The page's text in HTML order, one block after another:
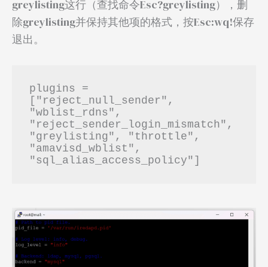
greylisting这行（查找命令Esc?greylisting），删
除greylisting并保持其他项的格式，按Esc:wq!保存
退出。
plugins =
["reject_null_sender",
"wblist_rdns",
"reject_sender_login_mismatch",
"greylisting", "throttle",
"amavisd_wblist",
"sql_alias_access_policy"]